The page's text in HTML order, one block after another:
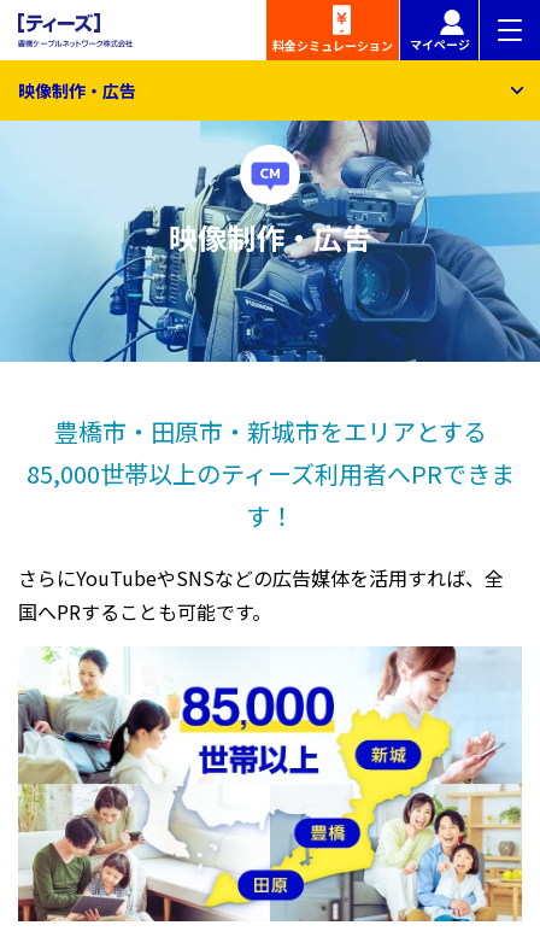
料金シミュレーション マイページ
映像制作・広告
映像制作・広告
豊橋市・田原市・新城市をエリアとする
85,000世帯以上のティーズ利用者へPRできま
す！
さらにYouTubeやSNSなどの広告媒体を活用すれば、全
国へPRすることも可能です。